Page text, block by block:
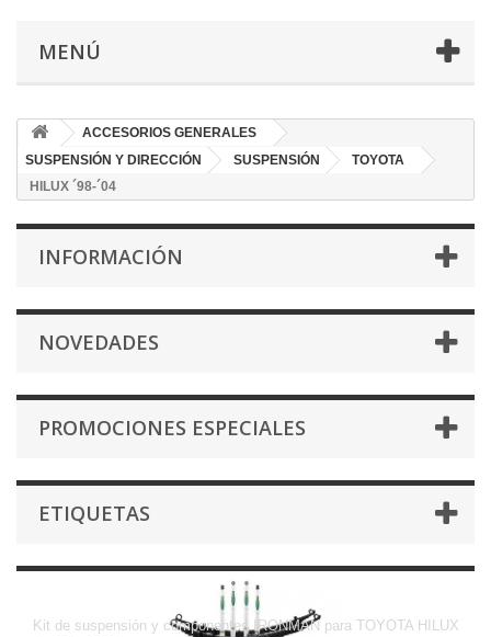
MENÚ
ACCESORIOS GENERALES
SUSPENSIÓN Y DIRECCIÓN
SUSPENSIÓN
TOYOTA
HILUX ´98-´04
INFORMACIÓN
NOVEDADES
PROMOCIONES ESPECIALES
ETIQUETAS
Kit de suspensión y componentes IRONMAN para TOYOTA HILUX